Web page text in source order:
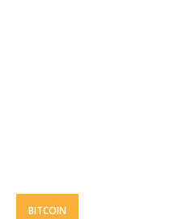
BITCOIN